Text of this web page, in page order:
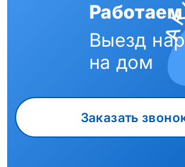
Выезд
на дом
Заказать